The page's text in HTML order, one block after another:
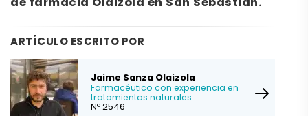
ARTÍCULO ESCRITO POR
Jaime Sanza Olaizola
Farmacéutico con experiencia en
tratamientos naturales
Nº 2546